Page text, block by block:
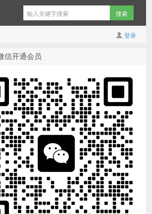
登录
信开通会员